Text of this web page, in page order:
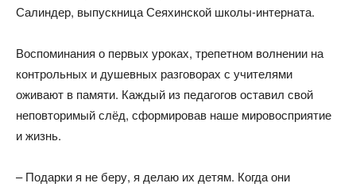
Салиндер, выпускница Сеяхинской школы-интерната.
Воспоминания о первых уроках, трепетном волнении на
контрольных и душевных разговорах с учителями
оживают в памяти. Каждый из педагогов оставил свой
неповторимый слёд, сформировав наше мировосприятие
и жизнь.
– Подарки я не беру, я делаю их детям. Когда они